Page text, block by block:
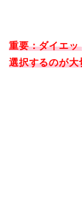
重要：ダイエッ
選択するのが大